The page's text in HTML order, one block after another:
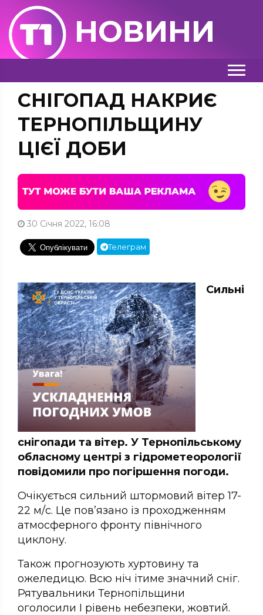
НОВИНИ
СНІГОПАД НАКРИЄ
ТЕРНОПІЛЬЩИНУ
ЦІЄЇ ДОБИ
30 Січня 2022, 16:08
Телеграм
Сильні
снігопади та вітер. У Тернопільському
обласному центрі з гідрометеорології
повідомили про погіршення погоди.
Очікується сильний штормовий вітер 17-
22 м/с. Це пов’язано із проходженням
атмосферного фронту північного
циклону.
Також прогнозують хуртовину та
ожеледицю. Всю ніч ітиме значний сніг.
Рятувальники Тернопільщини
оголосили І рівень небезпеки, жовтий.